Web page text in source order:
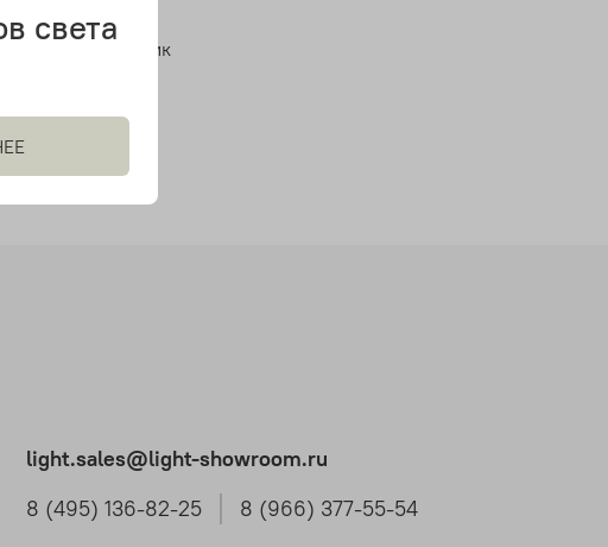
светильник
light.sales@light-showroom.ru
8 (495) 136-82-25
8 (966) 377-55-54
света